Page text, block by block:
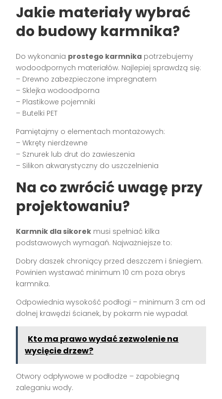
Jakie materiały wybrać
do budowy karmnika?
Do wykonania prostego karmnika potrzebujemy
wodoodpornych materiałów. Najlepiej sprawdzą się:
– Drewno zabezpieczone impregnatem
– Sklejka wodoodporna
– Plastikowe pojemniki
– Butelki PET
Pamiętajmy o elementach montażowych:
– Wkręty nierdzewne
– Sznurek lub drut do zawieszenia
– Silikon akwarystyczny do uszczelnienia
Na co zwrócić uwagę przy
projektowaniu?
Karmnik dla sikorek musi spełniać kilka
podstawowych wymagań. Najważniejsze to:
Dobry daszek chroniący przed deszczem i śniegiem.
Powinien wystawać minimum 10 cm poza obrys
karmnika.
Odpowiednia wysokość podłogi – minimum 3 cm od
dolnej krawędzi ścianek, by pokarm nie wypadał.
Kto ma prawo wydać zezwolenie na
wycięcie drzew?
Otwory odpływowe w podłodze – zapobiegną
zaleganiu wody.